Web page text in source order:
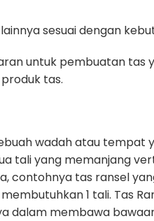
sesuai dengan
untuk pembuatan tas
tas.
wadah atau tempat
tali yang memanjang
contohnya tas ransel
1 tali. Tas
dalam membawa